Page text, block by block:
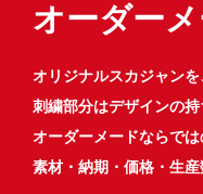
オーダーメ
オリジナルスカジャン
刺繍部分はデザインの
オーダーメードならで
素材・納期・価格・生